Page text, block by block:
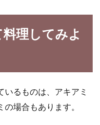
理してみよ
るものは、アキアミ
場合もあります。